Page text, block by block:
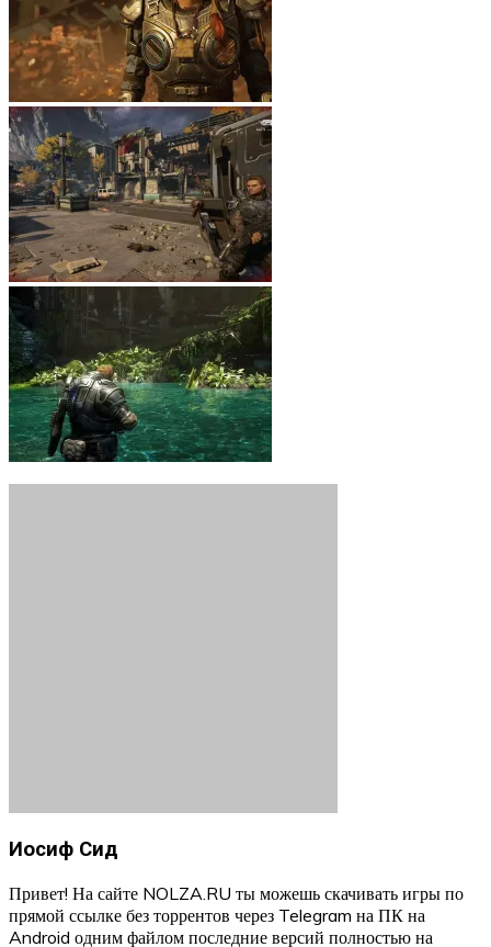
Иосиф Сид
Привет! На сайте NOLZA.RU ты можешь скачивать игры по
прямой ссылке без торрентов через Telegram на ПК на
Android одним файлом последние версий полностью на